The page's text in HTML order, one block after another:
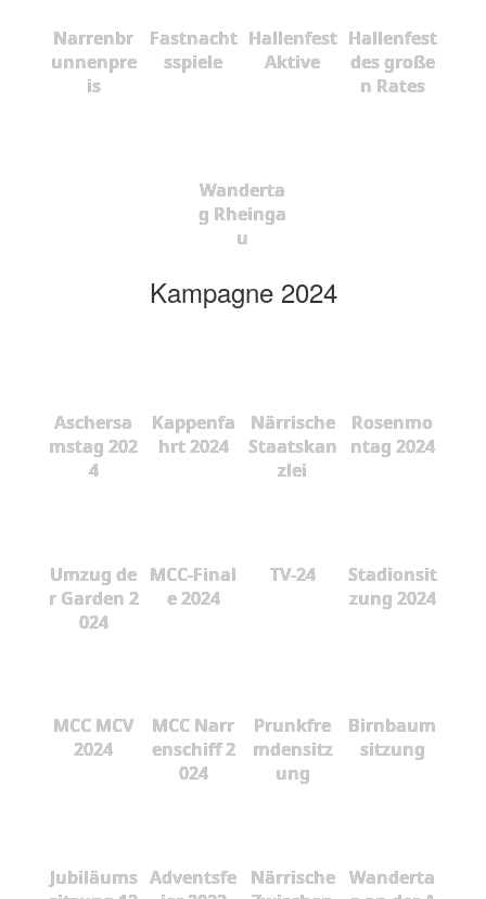
Narrenbr
unnenpre
is
Fastnacht
sspiele
Hallenfest
Aktive
Hallenfest
des große
n Rates
Wanderta
g Rheinga
u
Kampagne 2024
Aschersa
mstag 202
4
Kappenfa
hrt 2024
Närrische
Staatskan
zlei
Rosenmo
ntag 2024
Umzug de
r Garden 2
024
MCC-Final
e 2024
TV-24
Stadionsit
zung 2024
MCC MCV
2024
MCC Narr
enschiff 2
024
Prunkfre
mdensitz
ung
Birnbaum
sitzung
Jubiläums Adventsfe
Närrische
Wanderta